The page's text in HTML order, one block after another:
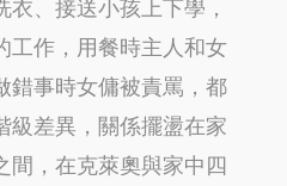
、接送小孩上下學，
工作，用餐時主人和女
錯事時女傭被責罵，都
級差異，關係擺盪在家
間，在克萊奧與家中四